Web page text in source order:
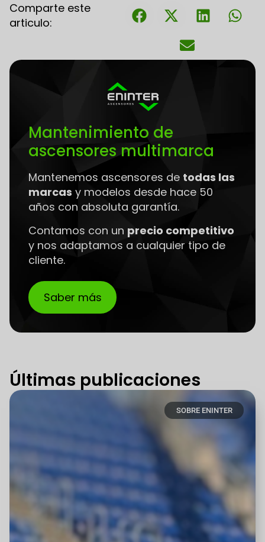
Comparte este
articulo:
Mantenimiento de
ascensores multimarca
Mantenemos ascensores de todas las
marcas y modelos desde hace 50
años con absoluta garantía.
Contamos con un precio competitivo
y nos adaptamos a cualquier tipo de
cliente.
Saber más
Últimas publicaciones
SOBRE ENINTER